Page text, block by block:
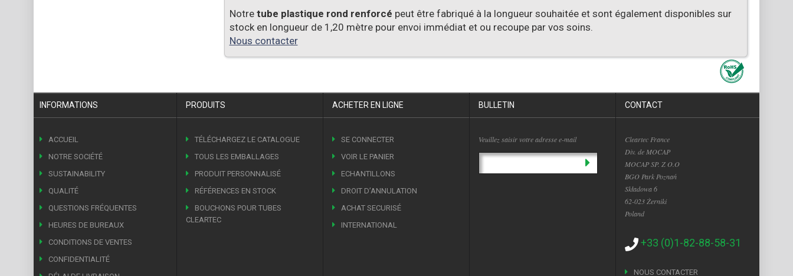
Notre tube plastique rond renforcé peut être fabriqué à la longueur souhaitée et sont également disponibles sur
stock en longueur de 1,20 mètre pour envoi immédiat et ou recoupe par vos soins.
Nous contacter
INFORMATIONS
ACCUEIL
NOTRE SOCIÉTÉ
SUSTAINABILITY
QUALITÉ
QUESTIONS FRÉQUENTES
HEURES DE BUREAUX
CONDITIONS DE VENTES
CONFIDENTIALITÉ
PRODUITS
TÉLÉCHARGEZ LE CATALOGUE
TOUS LES EMBALLAGES
PRODUIT PERSONNALISÉ
RÉFÉRENCES EN STOCK
BOUCHONS POUR TUBES
CLEARTEC
ACHETER EN LIGNE
SE CONNECTER
VOIR LE PANIER
ECHANTILLONS
DROIT DʼANNULATION
ACHAT SECURISÉ
INTERNATIONAL
BULLETIN
Veuillez saisir votre adresse e-mail
CONTACT
Cleartec France
Div. de MOCAP
MOCAP SP. Z O.O
BGO Park Poznań
Składowa 6
62-023 Żerniki
Poland
+33 (0)1-82-88-58-31
NOUS CONTACTER